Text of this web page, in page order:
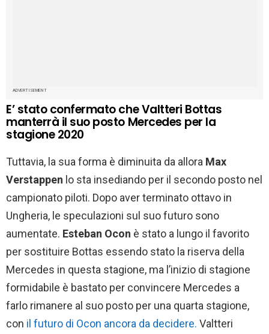
ADVERTISEMENT
E’ stato confermato che Valtteri Bottas
manterrà il suo posto Mercedes per la
stagione 2020
Tuttavia, la sua forma è diminuita da allora Max
Verstappen lo sta insediando per il secondo posto nel
campionato piloti. Dopo aver terminato ottavo in
Ungheria, le speculazioni sul suo futuro sono
aumentate. Esteban Ocon è stato a lungo il favorito
per sostituire Bottas essendo stato la riserva della
Mercedes in questa stagione, ma l’inizio di stagione
formidabile è bastato per convincere Mercedes a
farlo rimanere al suo posto per una quarta stagione,
con il futuro di Ocon ancora da decidere. Valtteri